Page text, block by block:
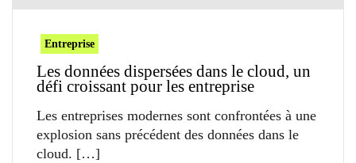
Entreprise
Les données dispersées dans le cloud, un
défi croissant pour les entreprise
Les entreprises modernes sont confrontées à une
explosion sans précédent des données dans le
cloud.